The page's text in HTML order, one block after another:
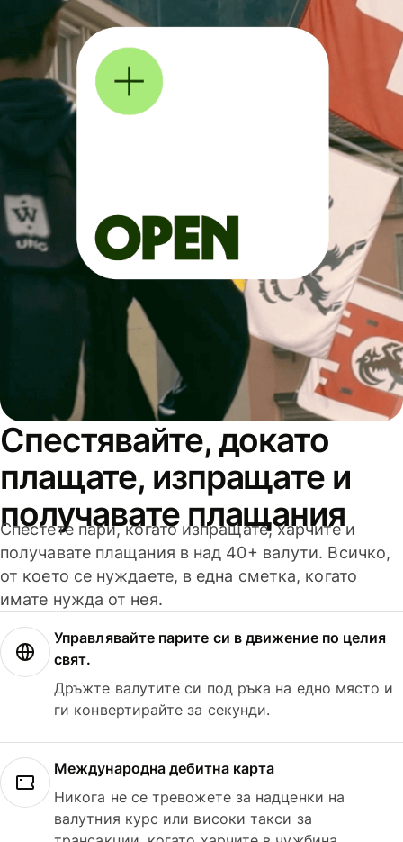
Спестявайте, докато
плащате, изпращате и
получавате плащания
Спестете пари, когато изпращате, харчите и
получавате плащания в над 40+ валути. Всичко,
от което се нуждаете, в една сметка, когато
имате нужда от нея.
Управлявайте парите си в движение по целия
свят.
Дръжте валутите си под ръка на едно място и
ги конвертирайте за секунди.
Международна дебитна карта
Никога не се тревожете за надценки на
валутния курс или високи такси за